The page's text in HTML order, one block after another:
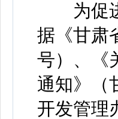
为促进
据《甘肃
号）、《
通知》（
开发管理